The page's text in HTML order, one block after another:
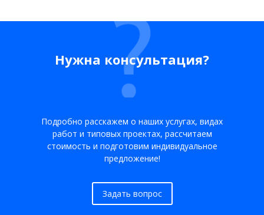
Нужна консультация?
Подробно расскажем о наших услугах, видах
работ и типовых проектах, рассчитаем
стоимость и подготовим индивидуальное
предложение!
Задать вопрос